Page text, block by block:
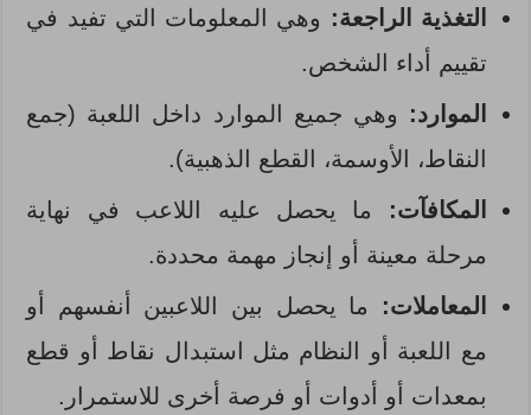
التغذية الراجعة: وهي المعلومات التي تفيد في
تقييم أداء الشخص.
الموارد: وهي جميع الموارد داخل اللعبة (جمع
النقاط، الأوسمة، القطع الذهبية).
المكافآت:
ما يحصل عليه اللاعب في نهاية
مرحلة معينة أو إنجاز مهمة محددة.
المعاملات:
ما يحصل بين اللاعبين أنفسهم أو
مع اللعبة أو النظام مثل استبدال نقاط أو قطع
بمعدات أو أدوات أو فرصة أخرى للاستمرار.